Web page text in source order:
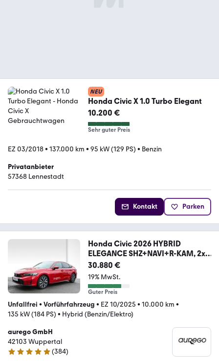
NEU
Honda Civic X 1.0 Turbo Elegant
10.200 €
Sehr guter Preis
EZ 03/2018• 137.000 km • 95 kW (129 PS) • Benzin
Privatanbieter
57368 Lennestadt
Kontakt Parken
Honda Civic 2026 HYBRID
ELEGANCE SHZ+NAVI+R-KAM, 2x
PD
30.880 €
19% MwSt.
Guter Preis
Unfallfrei • Vorführfahrzeug • EZ 10/2025 • 10.000 km •
135 kW (184 PS) • Hybrid (Benzin/Elektro)
aurego GmbH
42103 Wuppertal
4.8 Sterne
(384)